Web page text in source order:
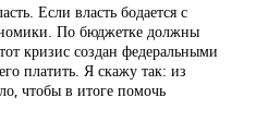
Если власть бодается с
По бюджетке должны
кризис создан федеральными
платить. Я скажу так: из
чтобы в итоге помочь